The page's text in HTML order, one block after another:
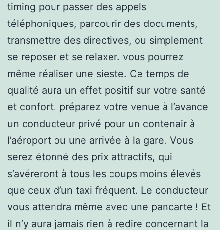
timing pour passer des appels
téléphoniques, parcourir des documents,
transmettre des directives, ou simplement
se reposer et se relaxer. vous pourrez
même réaliser une sieste. Ce temps de
qualité aura un effet positif sur votre santé
et confort. préparez votre venue à l’avance
un conducteur privé pour un contenair à
l’aéroport ou une arrivée à la gare. Vous
serez étonné des prix attractifs, qui
s’avéreront à tous les coups moins élevés
que ceux d’un taxi fréquent. Le conducteur
vous attendra même avec une pancarte ! Et
il n’y aura jamais rien à redire concernant la